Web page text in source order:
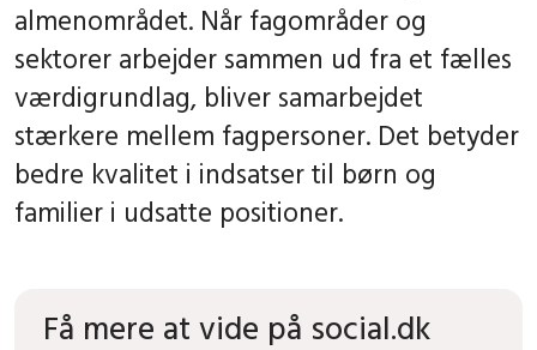
almenområdet. Når fagområder og
sektorer arbejder sammen ud fra et fælles
værdigrundlag, bliver samarbejdet
stærkere mellem fagpersoner. Det betyder
bedre kvalitet i indsatser til børn og
familier i udsatte positioner.
Få mere at vide på social.dk